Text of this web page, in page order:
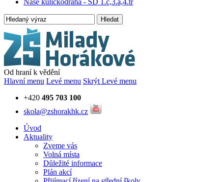
Naše kuličkodráha - ŠD 1.c,3.a,4.tř
Hledat
Od hraní k vědění
Hlavní menu Levé menu Skrýt Levé menu
+420 495 703 100
skola@zshorakhk.cz
Úvod
Aktuality
Zveme vás
Volná místa
Důležité informace
Plán akcí